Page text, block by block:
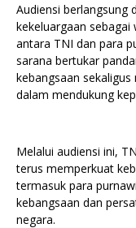
Audiensi berlangsung
kekeluargaan
antara TNI dan para
sarana bertukar
kebangsaan
dalam mendukung
Melalui audiensi ini,
terus memperkuat
termasuk para
kebangsaan dan
negara.